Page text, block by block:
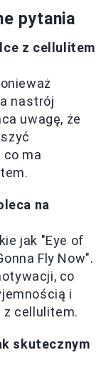
pytania
z cellulitem
nastrój
uwagę, że
co ma
na
jak "Eye of
Fly Now".
co
i
z cellulitem.
skutecznym